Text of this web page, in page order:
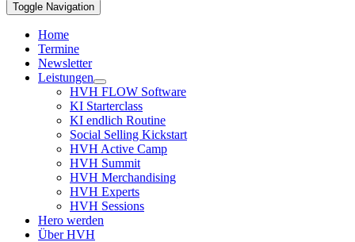
Toggle Navigation
Home
Termine
Newsletter
Leistungen
HVH FLOW Software
KI Starterclass
KI endlich Routine
Social Selling Kickstart
HVH Active Camp
HVH Summit
HVH Merchandising
HVH Experts
HVH Sessions
Hero werden
Über HVH